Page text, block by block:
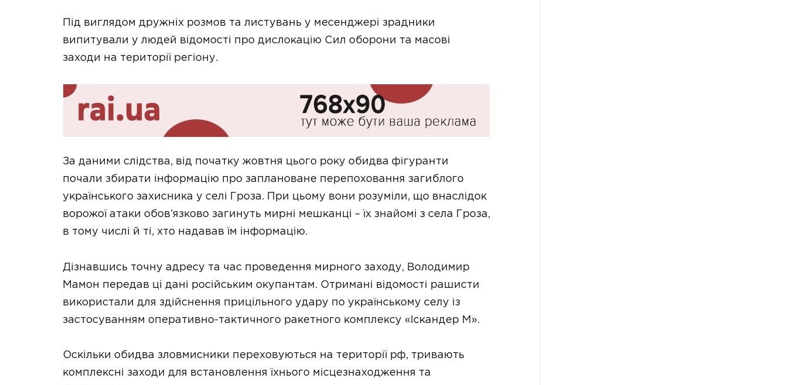
Під виглядом дружніх розмов та листувань у месенджері зрадники
випитували у людей відомості про дислокацію Сил оборони та масові
заходи на території регіону.
За даними слідства, від початку жовтня цього року обидва фігуранти
почали збирати інформацію про заплановане перепоховання загиблого
українського захисника у селі Гроза. При цьому вони розуміли, що внаслідок
ворожої атаки обов’язково загинуть мирні мешканці – їх знайомі з села Гроза,
в тому числі й ті, хто надавав їм інформацію.
Дізнавшись точну адресу та час проведення мирного заходу, Володимир
Мамон передав ці дані російським окупантам. Отримані відомості рашисти
використали для здійснення прицільного удару по українському селу із
застосуванням оперативно-тактичного ракетного комплексу «Іскандер М».
Оскільки обидва зловмисники переховуються на території рф, тривають
комплексні заходи для встановлення їхнього місцезнаходження та